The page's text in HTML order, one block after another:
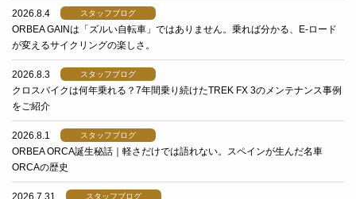
2026.8.4 スタッフブログ
ORBEA GAINは「ズルい自転車」ではありません。乗れば分かる、E-ロード
が変えるサイクリングの楽しさ。
2026.8.3 スタッフブログ
クロスバイクは何年乗れる？7年間乗り続けたTREK FX 3のメンテナンス事例
をご紹介
2026.8.1 スタッフブログ
ORBEA ORCA誕生秘話｜軽さだけでは語れない。スペインが生んだ名車
ORCAの歴史
スタッフブログ